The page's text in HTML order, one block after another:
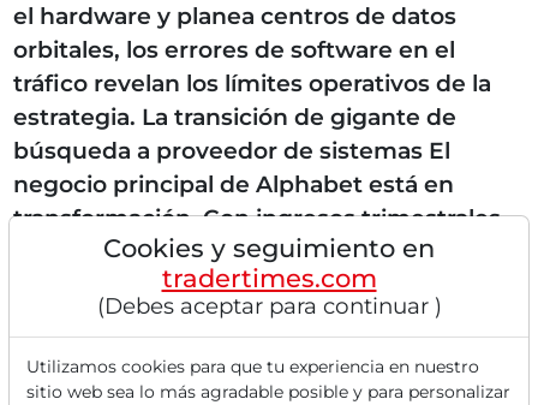
el hardware y planea centros de datos
orbitales, los errores de software en el
tráfico revelan los límites operativos de la
estrategia. La transición de gigante de
búsqueda a proveedor de sistemas El
negocio principal de Alphabet está en
transformación. Con ingresos trimestrales
de 96,43 mil millones de USD, la compañía
demuestra su fortaleza financiera. El sólido
margen EBITDA...
Cookies y seguimiento en
tradertimes.com
(Debes aceptar para continuar )
Utilizamos cookies para que tu experiencia en nuestro
sitio web sea lo más agradable posible y para personalizar